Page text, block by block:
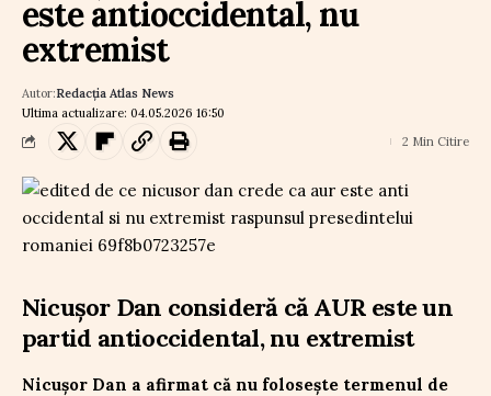
este antioccidental, nu
extremist
Ultima actualizare: 04.05.2026 16:50
Autor:Redacția Atlas News
2 Min Citire
Nicușor Dan consideră că AUR este un
partid antioccidental, nu extremist
Nicușor Dan a afirmat că nu folosește termenul de